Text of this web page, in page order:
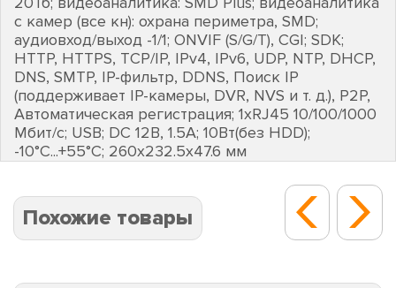
с камер (все кн): охрана периметра, SMD;
аудиовход/выход -1/1; ONVIF (S/G/T), CGI; SDK;
HTTP, HTTPS, TCP/IP, IPv4, IPv6, UDP, NTP, DHCP,
DNS, SMTP, IP-фильтр, DDNS, Поиск IP
(поддерживает IP-камеры, DVR, NVS и т. д.), P2P,
Автоматическая регистрация; 1хRJ45 10/100/1000
Мбит/с; USB; DC 12В, 1.5А; 10Вт(без HDD);
-10°C...+55°C; 260х232.5х47.6 мм
Похожие товары